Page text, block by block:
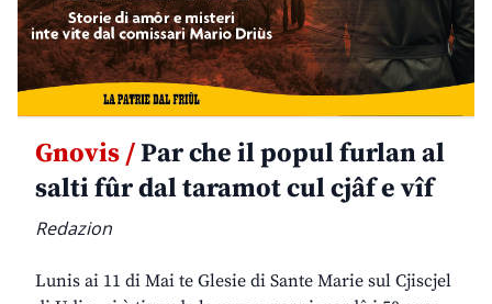
Gnovis /Par che il popul furlan al
salti fûr dal taramot cul cjâf e vîf
Redazion
Lunis ai 11 di Mai te Glesie di Sante Marie sul Cjiscjel